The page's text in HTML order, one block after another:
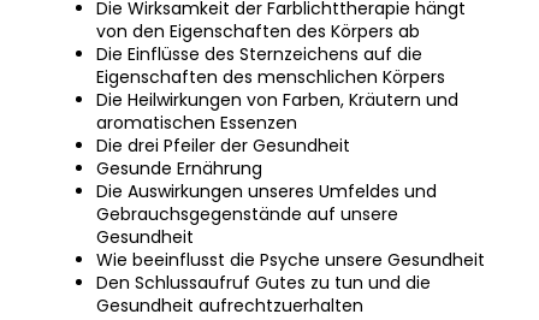
Die Wirksamkeit der Farblichttherapie hängt
von den Eigenschaften des Körpers ab
Die Einflüsse des Sternzeichens auf die
Eigenschaften des menschlichen Körpers
Die Heilwirkungen von Farben, Kräutern und
aromatischen Essenzen
Die drei Pfeiler der Gesundheit
Gesunde Ernährung
Die Auswirkungen unseres Umfeldes und
Gebrauchsgegenstände auf unsere
Gesundheit
Wie beeinflusst die Psyche unsere Gesundheit
Den Schlussaufruf Gutes zu tun und die
Gesundheit aufrechtzuerhalten